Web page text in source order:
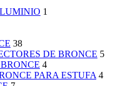
1
38
DE BRONCE 5
4
PARA ESTUFA 4